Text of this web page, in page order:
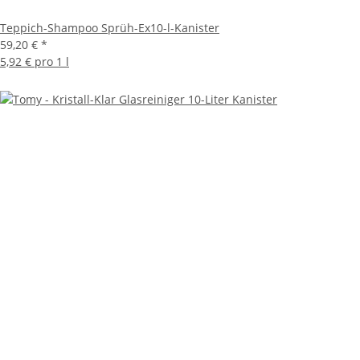
Teppich-Shampoo Sprüh-Ex10-l-Kanister
59,20 € *
5,92 € pro 1 l